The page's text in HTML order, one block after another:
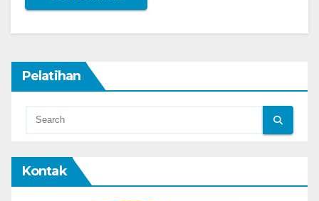
Pelatihan
Kontak